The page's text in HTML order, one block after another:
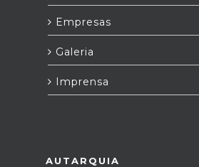
Empresas
Galeria
Imprensa
AUTARQUIA